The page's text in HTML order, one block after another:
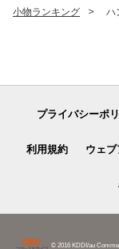
小物ランキング
ハ
プライバシーポ
利用規約 ウェ
© 2016 KDDI/au